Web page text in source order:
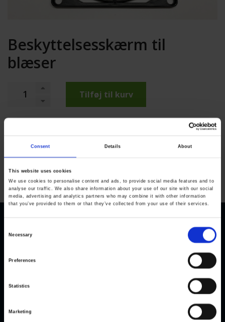
Consent Details About
This website uses cookies
We use cookies to personalise content and ads, to provide social media features and to
analyse our traffic. We also share information about your use of our site with our social
media, advertising and analytics partners who may combine it with other information
that you’ve provided to them or that they’ve collected from your use of their services.
Necessary
Preferences
Statistics
Marketing
Beskyttelsesskærm til
blæser
Tilføj til kurv
KVK Hydra Klov er en moderne virksomhed, der
klovbeskæring. I dag har vi mange produkter i daglig drift i